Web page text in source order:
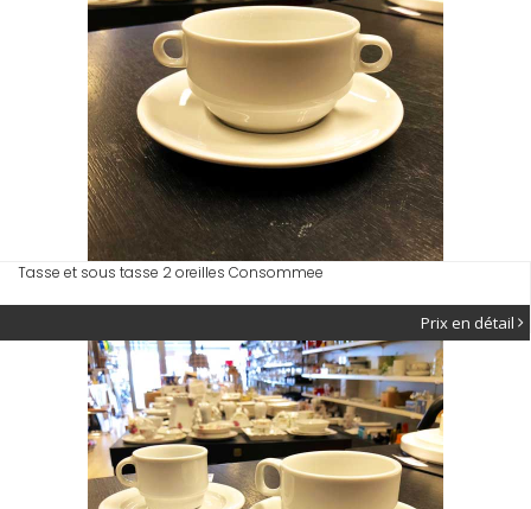
Tasse et sous tasse 2 oreilles Consommee
Prix en détail